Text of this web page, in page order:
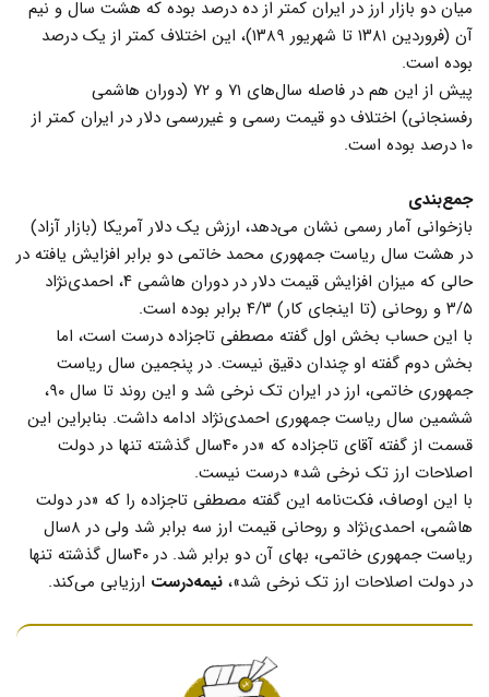
میان دو بازار ارز در ایران کمتر از ده درصد بوده که هشت سال و نیم
آن (فروردین ۱۳۸۱ تا شهریور ۱۳۸۹)، این اختلاف کمتر از یک درصد
بوده است.
پیش از این هم در فاصله سال‌های ۷۱ و ۷۲ (دوران هاشمی
رفسنجانی) اختلاف دو قیمت رسمی و غیررسمی دلار در ایران کمتر از
۱۰ درصد بوده است.
جمع‌بندی
بازخوانی آمار رسمی نشان می‌دهد، ارزش یک دلار آمریکا (بازار آزاد)
در هشت سال ریاست جمهوری محمد خاتمی دو برابر افزایش یافته در
حالی که میزان افزایش قیمت‌ دلار در دوران هاشمی ۴، احمدی‌نژاد
۳/۵ و روحانی (تا اینجای کار) ۴/۳ برابر بوده است.
با این حساب بخش اول گفته مصطفی تاجزاده درست است، اما
بخش دوم گفته او چندان دقیق نیست. در پنجمین سال ریاست
جمهوری خاتمی، ارز در ایران تک نرخی شد و این روند تا سال ۹۰،
ششمین سال ریاست جمهوری احمدی‌نژاد ادامه داشت. بنابراین این
قسمت از گفته آقای تاجزاده که «در ۴۰سال گذشته تنها در دولت
اصلاحات ارز تک نرخی شد» درست نیست.
با این اوصاف، فکت‌نامه این گفته مصطفی تاجزاده را که «در دولت
هاشمی، احمدی‌نژاد و روحانی قیمت ارز سه برابر شد ولی در ۸سال
ریاست جمهوری خاتمی، بهای آن دو برابر شد. در ۴۰سال گذشته تنها
در دولت اصلاحات ارز تک نرخی شد»، نیمه‌درست ارزیابی می‌کند.